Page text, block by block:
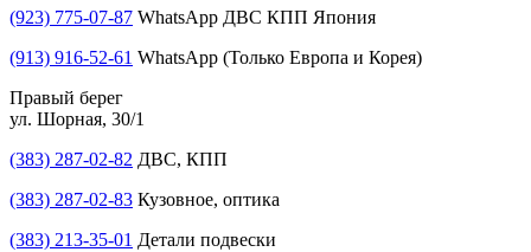
(923) 775-07-87 WhatsApp ДВС КПП Япония
(913) 916-52-61 WhatsApp (Только Европа и Корея)
Правый берег
ул. Шорная, 30/1
(383) 287-02-82 ДВС, КПП
(383) 287-02-83 Кузовное, оптика
(383) 213-35-01 Детали подвески